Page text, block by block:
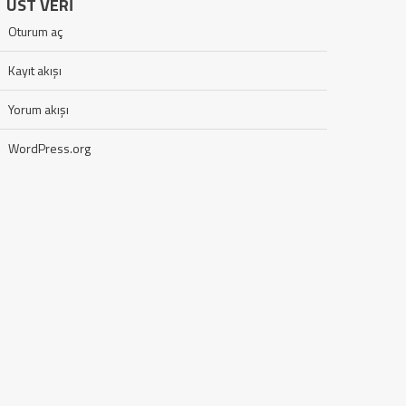
ÜST VERI
Oturum aç
Kayıt akışı
Yorum akışı
WordPress.org